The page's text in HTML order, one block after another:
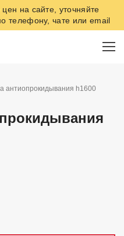
на сайте, уточняйте
телефону, чате или email
антиопрокидывания h1600